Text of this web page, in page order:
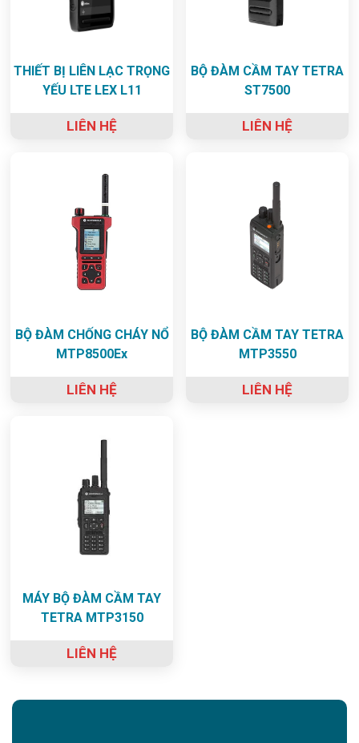
THIẾT BỊ LIÊN LẠC TRỌNG
YẾU LTE LEX L11
LIÊN HỆ
BỘ ĐÀM CẦM TAY TETRA
ST7500
LIÊN HỆ
BỘ ĐÀM CHỐNG CHÁY NỔ
MTP8500Ex
LIÊN HỆ
BỘ ĐÀM CẦM TAY TETRA
MTP3550
LIÊN HỆ
MÁY BỘ ĐÀM CẦM TAY
TETRA MTP3150
LIÊN HỆ